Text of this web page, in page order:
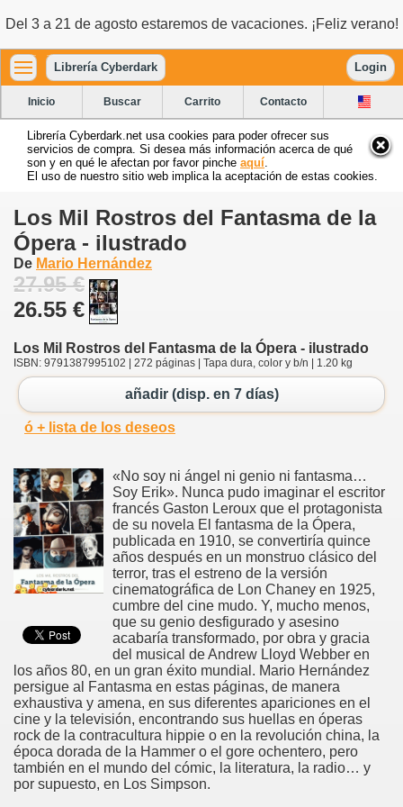
Del 3 a 21 de agosto estaremos de vacaciones. ¡Feliz verano!
Librería Cyberdark Login
Inicio Buscar Carrito Contacto
Librería Cyberdark.net usa cookies para poder ofrecer sus
servicios de compra. Si desea más información acerca de qué
son y en qué le afectan por favor pinche aquí
El uso de nuestro sitio web implica la aceptación de estas cookies.
Los Mil Rostros del Fantasma de la
Ópera - ilustrado
De Mario Hernández
27.95 €
26.55 €
Los Mil Rostros del Fantasma de la Ópera - ilustrado
ISBN: 9791387995102 | 272 páginas | Tapa dura, color y b/n | 1.20 kg
añadir (disp. en 7 días)
ó + lista de los deseos
«No soy ni ángel ni genio ni fantasma…
Soy Erik». Nunca pudo imaginar el escritor
francés Gaston Leroux que el protagonista
de su novela El fantasma de la Ópera,
publicada en 1910, se convertiría quince
años después en un monstruo clásico del
terror, tras el estreno de la versión
cinematográfica de Lon Chaney en 1925,
cumbre del cine mudo. Y, mucho menos,
que su genio desfigurado y asesino
acabaría transformado, por obra y gracia
del musical de Andrew Lloyd Webber en
los años 80, en un gran éxito mundial. Mario Hernández
persigue al Fantasma en estas páginas, de manera
exhaustiva y amena, en sus diferentes apariciones en el
cine y la televisión, encontrando sus huellas en óperas
rock de la contracultura hippie o en la revolución china, la
época dorada de la Hammer o el gore ochentero, pero
también en el mundo del cómic, la literatura, la radio… y
por supuesto, en Los Simpson.